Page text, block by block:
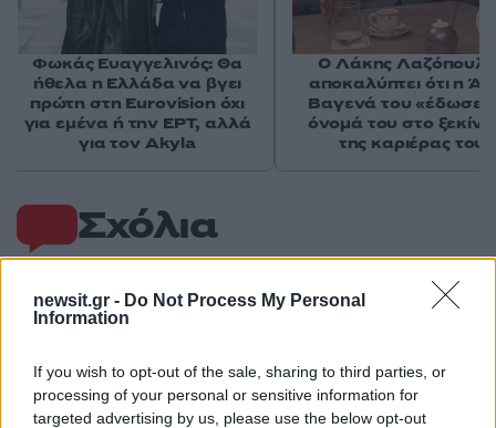
newsit.gr - Do Not Process My Personal
Information
If you wish to opt-out of the sale, sharing to third parties, or
processing of your personal or sensitive information for
targeted advertising by us, please use the below opt-out
Σχόλια
50 /50
Φωκάς Ευαγγελινός: Θα
ήθελα η Ελλάδα να βγει
πρώτη στη Eurovision όχι
για εμένα ή την ΕΡΤ, αλλά
για τον Akyla
O Λάκης
αποκαλύπτει ότι η
Βαγενά του «έδωσε»
όνομά του στο
της καριέρας του